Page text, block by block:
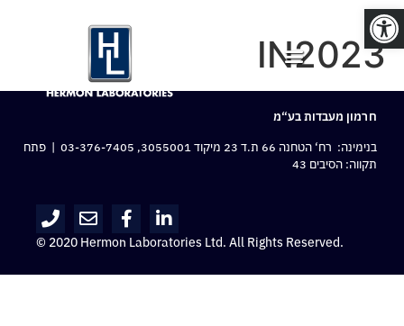
פתח סרגל נגישות
IN2023
חרמון מעבדות בע“מ
בנימינה: רח‘ הטחנה 66 ת.ד 23 מיקוד 3055001,
03-376-7405 | פתח
תקווה: הסיבים 43
© 2020 Hermon Laboratories Ltd. All Rights Reserved.